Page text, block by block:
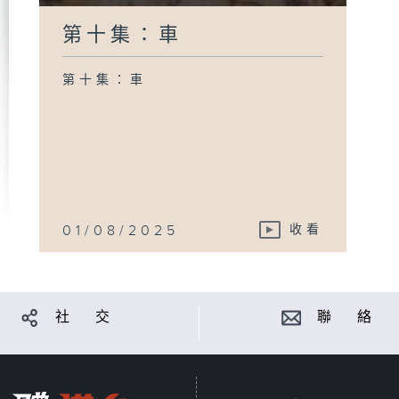
第十集：車
第十集：車
01/08/2025 收看
社 交 聯 絡